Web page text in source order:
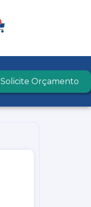
Solicite Orçamento